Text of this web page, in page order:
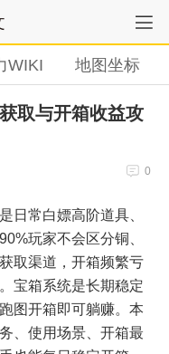
WIKI 地图坐标
取与开箱收益攻
0
日常白嫖高阶道具、
玩家不会区分铜、
取渠道，开箱频繁亏
宝箱系统是长期稳定
图开箱即可躺赚。本
、使用场景、开箱最